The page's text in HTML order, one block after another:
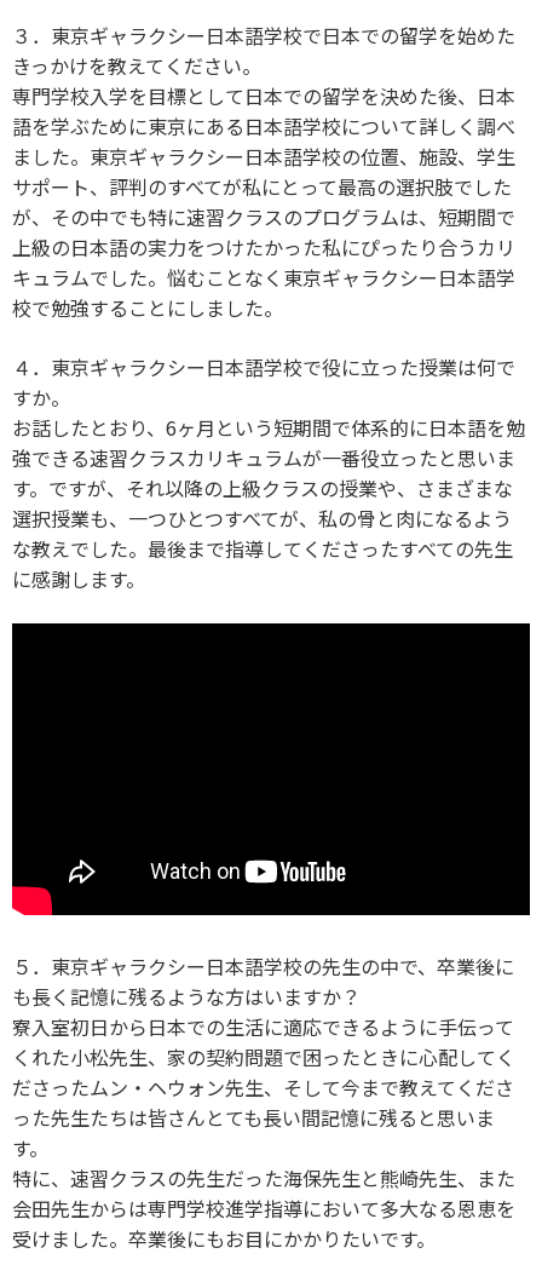
３．東京ギャラクシー日本語学校で日本での留学を始めた
きっかけを教えてください。
専門学校入学を目標として日本での留学を決めた後、日本
語を学ぶために東京にある日本語学校について詳しく調べ
ました。東京ギャラクシー日本語学校の位置、施設、学生
サポート、評判のすべてが私にとって最高の選択肢でした
が、その中でも特に速習クラスのプログラムは、短期間で
上級の日本語の実力をつけたかった私にぴったり合うカリ
キュラムでした。悩むことなく東京ギャラクシー日本語学
校で勉強することにしました。
４．東京ギャラクシー日本語学校で役に立った授業は何で
すか。
お話したとおり、6ヶ月という短期間で体系的に日本語を勉
強できる速習クラスカリキュラムが一番役立ったと思いま
す。ですが、それ以降の上級クラスの授業や、さまざまな
選択授業も、一つひとつすべてが、私の骨と肉になるよう
な教えでした。最後まで指導してくださったすべての先生
に感謝します。
５．東京ギャラクシー日本語学校の先生の中で、卒業後に
も長く記憶に残るような方はいますか？
寮入室初日から日本での生活に適応できるように手伝って
くれた小松先生、家の契約問題で困ったときに心配してく
ださったムン・ヘウォン先生、そして今まで教えてくださ
った先生たちは皆さんとても長い間記憶に残ると思いま
す。
特に、速習クラスの先生だった海保先生と熊崎先生、また
会田先生からは専門学校進学指導において多大なる恩恵を
受けました。卒業後にもお目にかかりたいです。